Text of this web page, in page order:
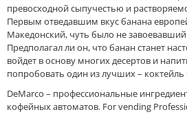
превосходной сыпучестью и
Первым отведавшим вкус банана
Македонский, чуть было не
Предполагал ли он, что банан станет
войдет в основу многих десертов и
попробовать один из лучших – коктейль
DeMarco – профессиональные
кофейных автоматов. For vending